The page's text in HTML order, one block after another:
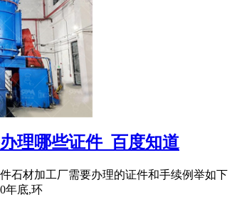
理哪些证件_百度知道
石材加工厂需要办理的证件和手续例举如
年底,环